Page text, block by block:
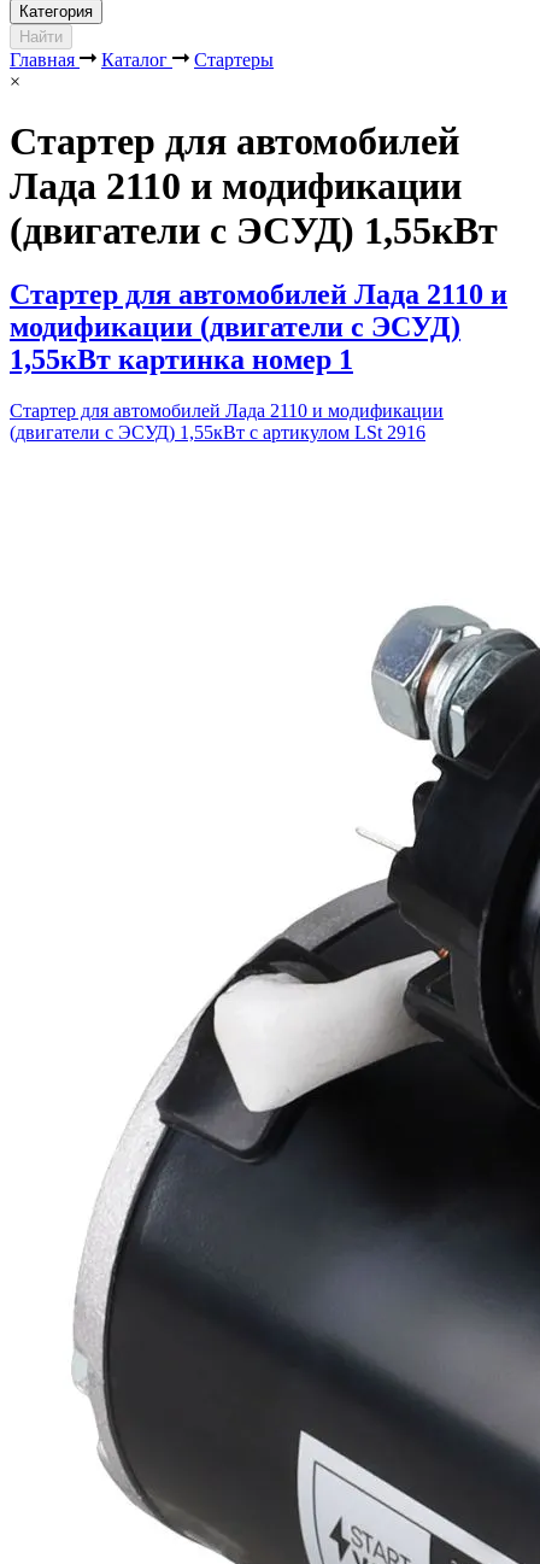
Категория
Найти
Главная Каталог
Стартеры
×
Стартер для автомобилей
Лада 2110 и модификации
(двигатели с ЭСУД) 1,55кВт
Стартер для автомобилей Лада 2110 и
модификации (двигатели с ЭСУД)
1,55кВт картинка номер 1
Стартер для автомобилей Лада 2110 и модификации
(двигатели с ЭСУД) 1,55кВт с артикулом LSt 2916